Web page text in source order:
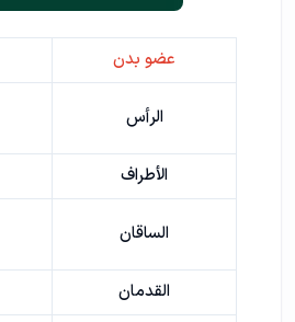
عضو بدن
الرأس
الأطراف
الساقان
القدمان